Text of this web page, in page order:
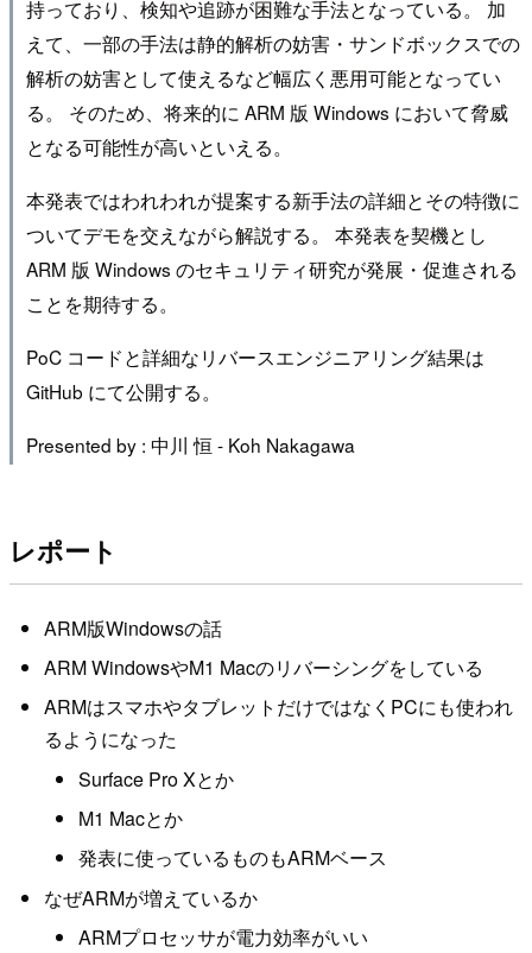
持っており、検知や追跡が困難な手法となっている。 加
えて、一部の手法は静的解析の妨害・サンドボックスでの
解析の妨害として使えるなど幅広く悪用可能となってい
る。 そのため、将来的に ARM 版 Windows において脅威
となる可能性が高いといえる。
本発表ではわれわれが提案する新手法の詳細とその特徴に
ついてデモを交えながら解説する。 本発表を契機とし
ARM 版 Windows のセキュリティ研究が発展・促進される
ことを期待する。
PoC コードと詳細なリバースエンジニアリング結果は
GitHub にて公開する。
Presented by : 中川 恒 - Koh Nakagawa
レポート
ARM版Windowsの話
ARM WindowsやM1 Macのリバーシングをしている
ARMはスマホやタブレットだけではなくPCにも使われ
るようになった
Surface Pro Xとか
M1 Macとか
発表に使っているものもARMベース
なぜARMが増えているか
ARMプロセッサが電力効率がいい